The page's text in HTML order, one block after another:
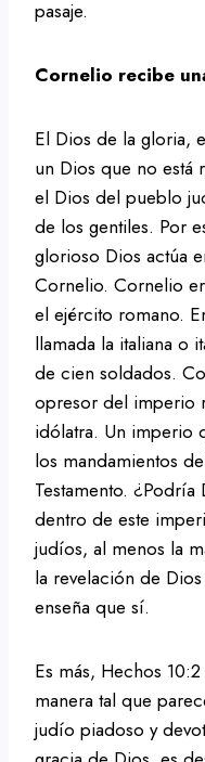
pasaje.
Cornelio recibe
El Dios de la gloria,
un Dios que no está
el Dios del pueblo
de los gentiles. Por
glorioso Dios actúa
Cornelio. Cornelio
el ejército romano.
llamada la italiana o
de cien soldados.
opresor del imperio
idólatra. Un imperio
los mandamientos
Testamento.
dentro de este
judíos, al menos la
la revelación de
enseña que sí.
Es más, Hechos
manera tal que
judío piadoso y